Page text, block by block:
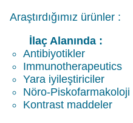
Araştırdığımız ürünler :
İlaç Alanında :
Antibiyotikler
Immunotherapeutics
Yara iyileştiriciler
Nöro-Piskofarmakoloji
Kontrast maddeler